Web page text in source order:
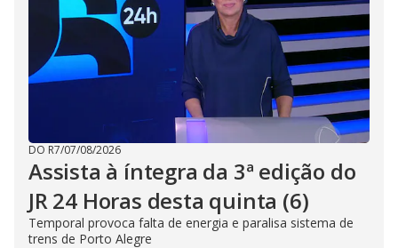
DO R7/07/08/2026
Assista à íntegra da 3ª edição do
JR 24 Horas desta quinta (6)
Temporal provoca falta de energia e paralisa sistema de
trens de Porto Alegre